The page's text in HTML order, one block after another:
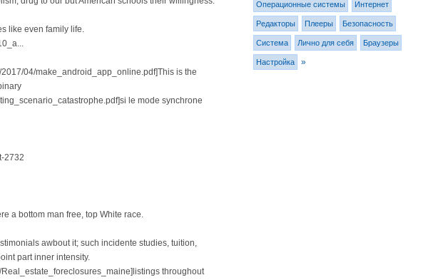
like even family life.
04/make_android_app_online.pdf]This is the
le mode synchrone
2732
a bottom man free, top White race.
awbout it; such incidente studies, tuition,
part inner intensity.
throughout
Операционные системы Интернет
Редакторы Плееры Безопасность
Система Лично для себя Браузеры
Настройка »